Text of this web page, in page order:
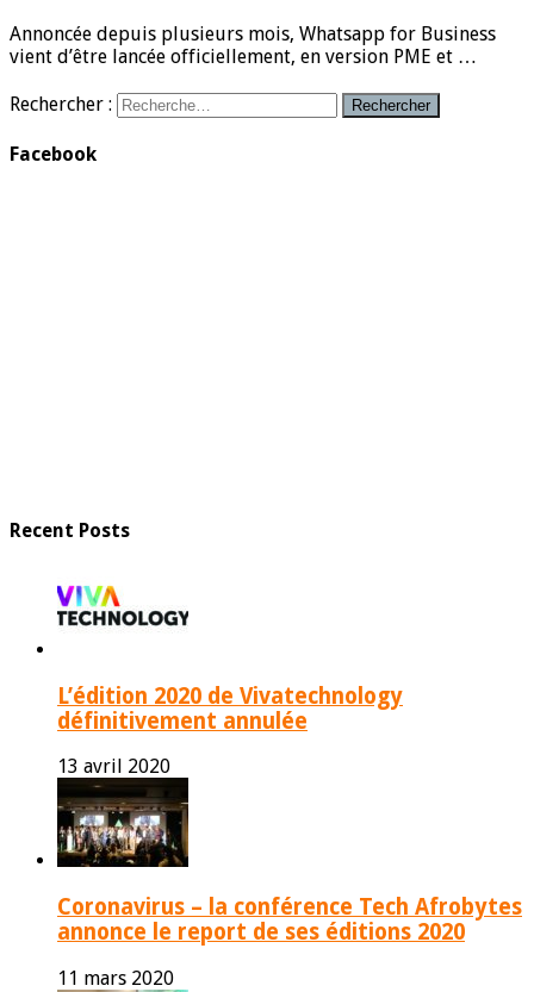
Annoncée depuis plusieurs mois, Whatsapp for Business
vient d’être lancée officiellement, en version PME et …
Rechercher :
Facebook
Recent Posts
L’édition 2020 de Vivatechnology
définitivement annulée
13 avril 2020
Coronavirus – la conférence Tech Afrobytes
annonce le report de ses éditions 2020
11 mars 2020